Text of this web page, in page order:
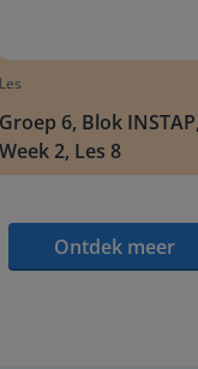
Les
Groep 6, Blok INSTAP,
Week 2, Les 8
Ontdek meer